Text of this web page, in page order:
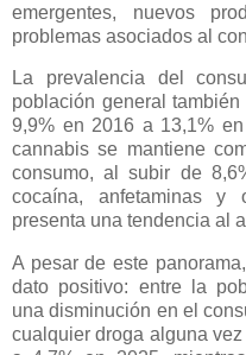
emergentes, nuevos
problemas asociados al
La prevalencia del
población general
9,9% en 2016 a 13,1%
cannabis se mantiene
consumo, al subir de
cocaína, anfetaminas y
presenta una tendencia al
A pesar de este
dato positivo: entre la
una disminución en el
cualquier droga alguna